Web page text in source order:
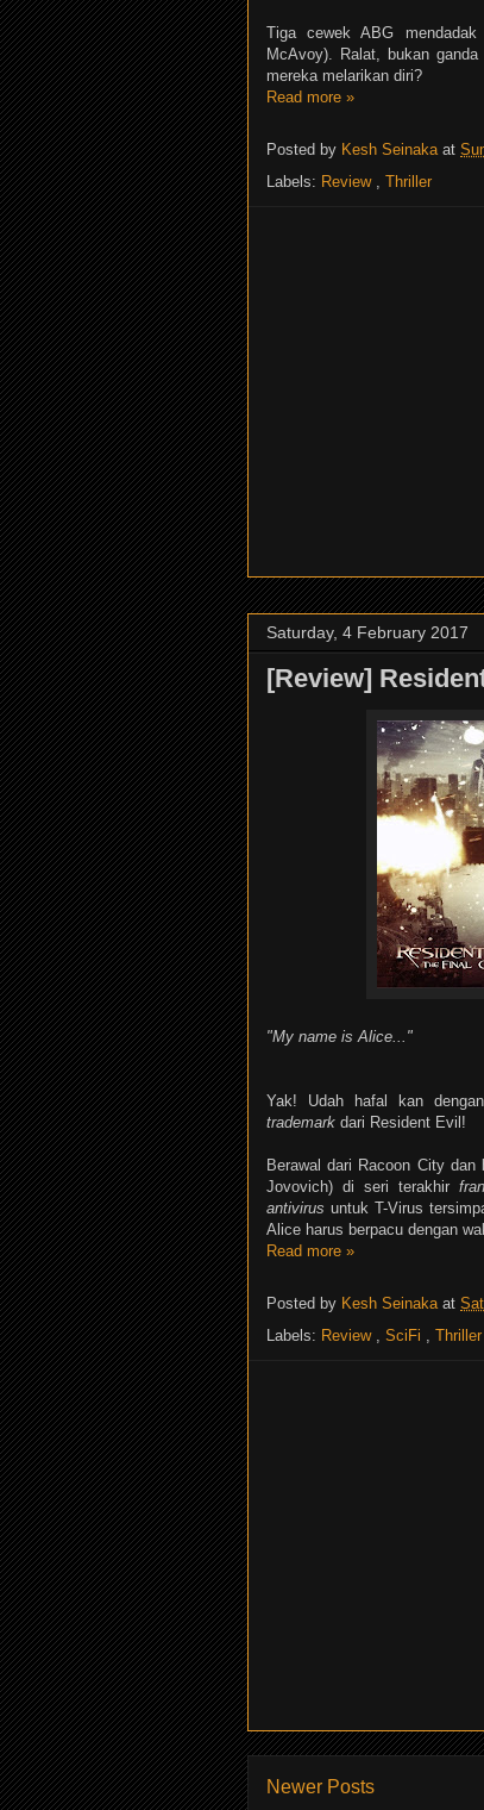
Tiga cewek ABG
McAvoy). Ralat, bukan
mereka melarikan diri?
Read more »
Posted by Kesh Seinaka at
Labels: Review , Thriller
Saturday, 4 February 2017
[Review]
"My name is Alice..."
Yak! Udah hafal kan
trademark dari Resident Evil!
Berawal dari Racoon City
Jovovich) di seri terakhir
antivirus untuk T-Virus
Alice harus berpacu dengan
Read more »
Posted by Kesh Seinaka at
Labels: Review , SciFi , Thriller
Newer Posts